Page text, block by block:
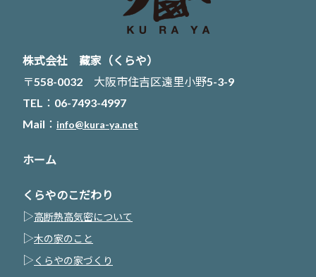
株式会社 藏家（くらや）
〒558-0032 大阪市住吉区遠里小野5-3-9
TEL：06-7493-4997
Mail： info@kura-ya.net
ホーム
くらやのこだわり
▷高断熱高気密について
▷木の家のこと
▷ くらやの家づくり